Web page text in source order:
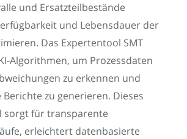
und Ersatzteilbestände
und Lebensdauer der
Das Expertentool SMT
Algorithmen, um Prozessdaten
zu erkennen und
zu generieren. Dieses
sorgt für transparente
erleichtert datenbasierte